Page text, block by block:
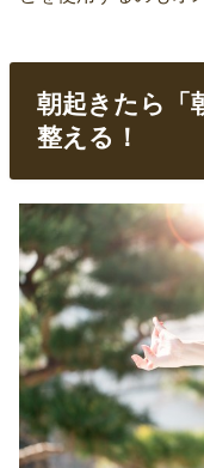
朝起きたら「
整える！